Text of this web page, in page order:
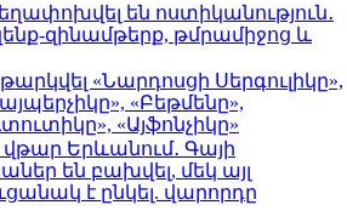
են ոստիկանություն․
զինամթերք, թմրամիջոց և
«Նարդոսցի Սերգուլիկը»,
«Բեթմենը»,
«Այֆոնչիկը»
Երևանում․ Գայի
են բախվել, մեկ այլ
է ընկել. վարորդը